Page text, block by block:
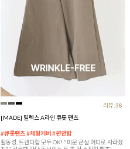
리뷰:38
[MADE] 릴렉스 A라인 큐롯 팬츠
#큐롯팬츠 #체형커버 #편안함
활동성, 트렌디함 모두 OK! "미운 군살 어디로 사라졌